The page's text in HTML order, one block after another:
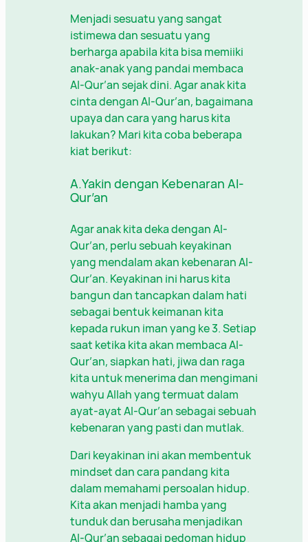
Menjadi sesuatu yang sangat
istimewa dan sesuatu yang
berharga apabila kita bisa memiiki
anak-anak yang pandai membaca
Al-Qur’an sejak dini. Agar anak kita
cinta dengan Al-Qur’an, bagaimana
upaya dan cara yang harus kita
lakukan? Mari kita coba beberapa
kiat berikut:
A.Yakin dengan Kebenaran Al-
Qur’an
Agar anak kita deka dengan Al-
Qur’an, perlu sebuah keyakinan
yang mendalam akan kebenaran Al-
Qur’an. Keyakinan ini harus kita
bangun dan tancapkan dalam hati
sebagai bentuk keimanan kita
kepada rukun iman yang ke 3. Setiap
saat ketika kita akan membaca Al-
Qur’an, siapkan hati, jiwa dan raga
kita untuk menerima dan mengimani
wahyu Allah yang termuat dalam
ayat-ayat Al-Qur’an sebagai sebuah
kebenaran yang pasti dan mutlak.
Dari keyakinan ini akan membentuk
mindset dan cara pandang kita
dalam memahami persoalan hidup.
Kita akan menjadi hamba yang
tunduk dan berusaha menjadikan
Al-Qur’an sebagai pedoman hidup